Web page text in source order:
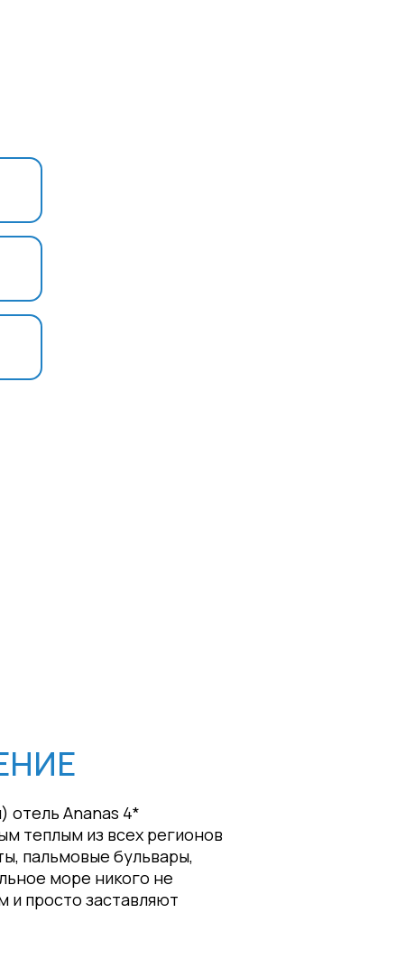
отель Ananas 4*
теплым из всех регионов
пальмовые бульвары,
море никого не
просто заставляют